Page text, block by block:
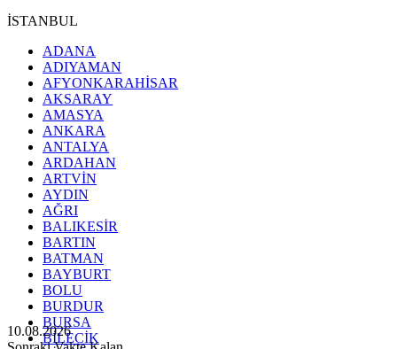
İSTANBUL
ADANA
ADIYAMAN
AFYONKARAHİSAR
AKSARAY
AMASYA
ANKARA
ANTALYA
ARDAHAN
ARTVİN
AYDIN
AĞRI
BALIKESİR
BARTIN
BATMAN
BAYBURT
BOLU
BURDUR
BURSA
BİLECİK
10.08.2026